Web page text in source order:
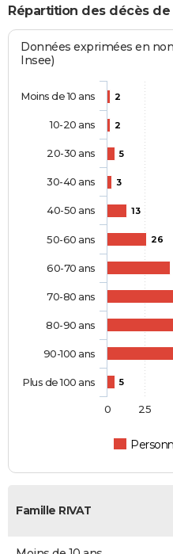
Répartition des décès
Données exprimées en
Insee)
2
2
5
3
13
26
5
Moins de 10 ans
10-20 ans
20-30 ans
30-40 ans
40-50 ans
50-60 ans
60-70 ans
70-80 ans
80-90 ans
90-100 ans
Plus de 100 ans
0 25
Famille RIVAT